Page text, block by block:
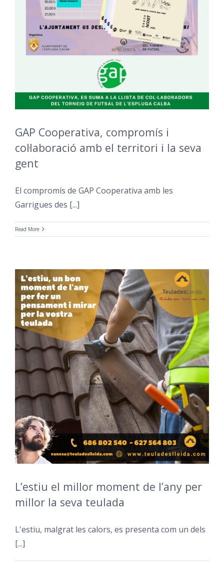
GAP Cooperativa, compromís i
col·laboració amb el territori i la seva
gent
El compromís de GAP Cooperativa amb les
Garrigues des [...]
Read More
L’estiu el millor moment de l’any per
millor la seva teulada
L'estiu, malgrat les calors, es presenta com un dels
[...]